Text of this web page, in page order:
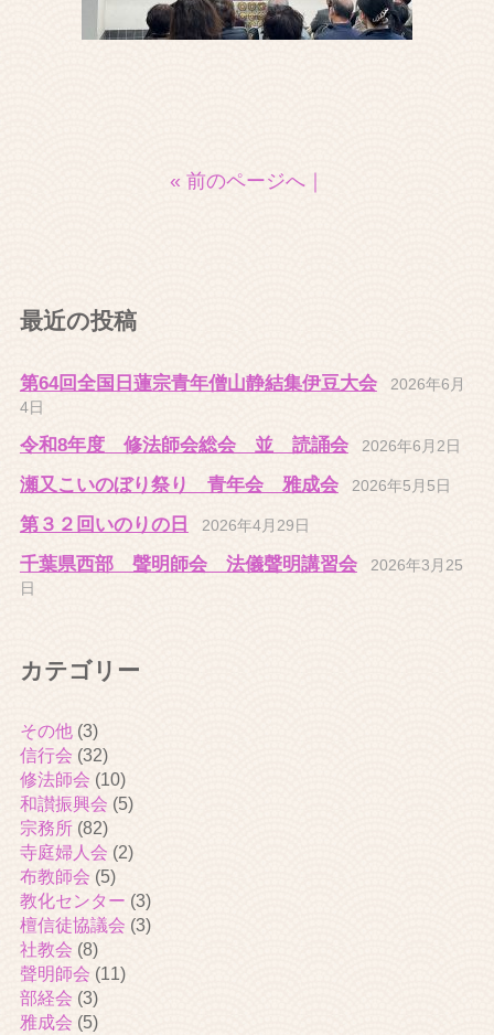
« 前のページへ｜
最近の投稿
第64回全国日蓮宗青年僧山静結集伊豆大会
2026年6月
4日
令和8年度 修法師会総会 並 読誦会 2026年6月2日
瀬又こいのぼり祭り 青年会 雅成会 2026年5月5日
第３２回いのりの日 2026年4月29日
千葉県西部 聲明師会 法儀聲明講習会
2026年3月25
日
カテゴリー
その他(3)
信行会 (32)
修法師会 (10)
和讃振興会 (5)
宗務所(82)
寺庭婦人会 (2)
布教師会 (5)
教化センター (3)
檀信徒協議会 (3)
社教会 (8)
聲明師会 (11)
部経会 (3)
雅成会 (5)